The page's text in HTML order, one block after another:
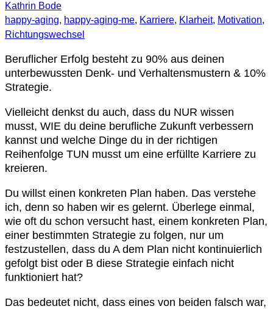
Kathrin Bode
happy-aging, happy-aging-me, Karriere, Klarheit, Motivation,
Richtungswechsel
Beruflicher Erfolg besteht zu 90% aus deinen
unterbewussten Denk- und Verhaltensmustern & 10%
Strategie.
Vielleicht denkst du auch, dass du NUR wissen
musst, WIE du deine berufliche Zukunft verbessern
kannst und welche Dinge du in der richtigen
Reihenfolge TUN musst um eine erfüllte Karriere zu
kreieren.
Du willst einen konkreten Plan haben. Das verstehe
ich, denn so haben wir es gelernt. Überlege einmal,
wie oft du schon versucht hast, einem konkreten Plan,
einer bestimmten Strategie zu folgen, nur um
festzustellen, dass du A dem Plan nicht kontinuierlich
gefolgt bist oder B diese Strategie einfach nicht
funktioniert hat?
Das bedeutet nicht, dass eines von beiden falsch war,